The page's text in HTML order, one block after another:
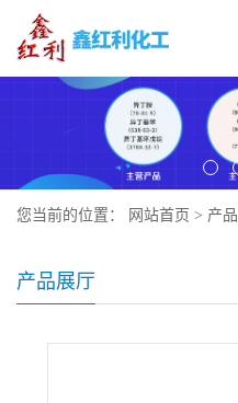
您当前的位置： 网站首页 > 产
产品展厅